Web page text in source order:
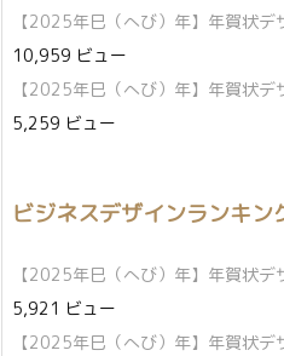
【2025年巳（へび）年】年賀状デ
10,959 ビュー
【2025年巳（へび）年】年賀状デ
5,259 ビュー
ビジネスデザインランキン
【2025年巳（へび）年】年賀状デ
5,921 ビュー
【2025年巳（へび）年】年賀状